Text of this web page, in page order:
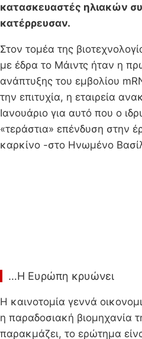
κατασκευαστές ηλιακών
κατέρρευσαν.
Στον τομέα της
με έδρα το Μάιντς ήταν η
ανάπτυξης του εμβολίου
την επιτυχία, η εταιρεία
Ιανουάριο για αυτό που ο
«τεράστια» επένδυση στην
καρκίνο -στο Ηνωμένο
…Η Ευρώπη κρυώνει
Η καινοτομία γεννά
η παραδοσιακή βιομηχανία
παρακμάζει, το ερώτημα